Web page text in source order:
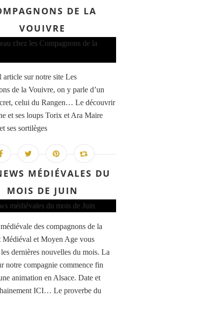
DE LA
VOUIVRE
article sur notre site Les
de la Vouivre, on y parle d’un
celui du Rangen… Le découvrir
et ses loups Torix et Ara Maire
ses sortilèges
MÉDIÉVALES DU
MOIS DE JUIN
des compagnons de la
Médiéval et Moyen Age vous
dernières nouvelles du mois. La
notre compagnie commence fin
animation en Alsace. Date et
ICI… Le proverbe du